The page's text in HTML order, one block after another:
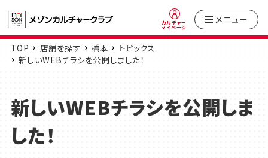
カルチャー
マイページ
メニュー
TOP 店舗を探す 橋本
トピックス
新しいWEBチラシを公開しました！
新しいWEBチラシを公開しま
した！